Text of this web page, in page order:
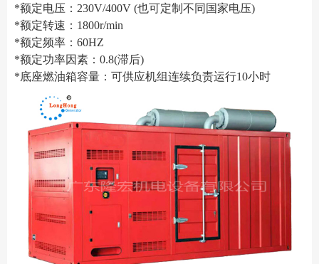
*额定电压：230V/400V (也可定制不同国家电压)
*额定转速：1800r/min
*额定频率：60HZ
*额定功率因素：0.8(滞后)
*底座燃油箱容量：可供应机组连续负责运行10小时